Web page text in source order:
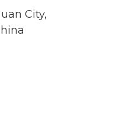
City,